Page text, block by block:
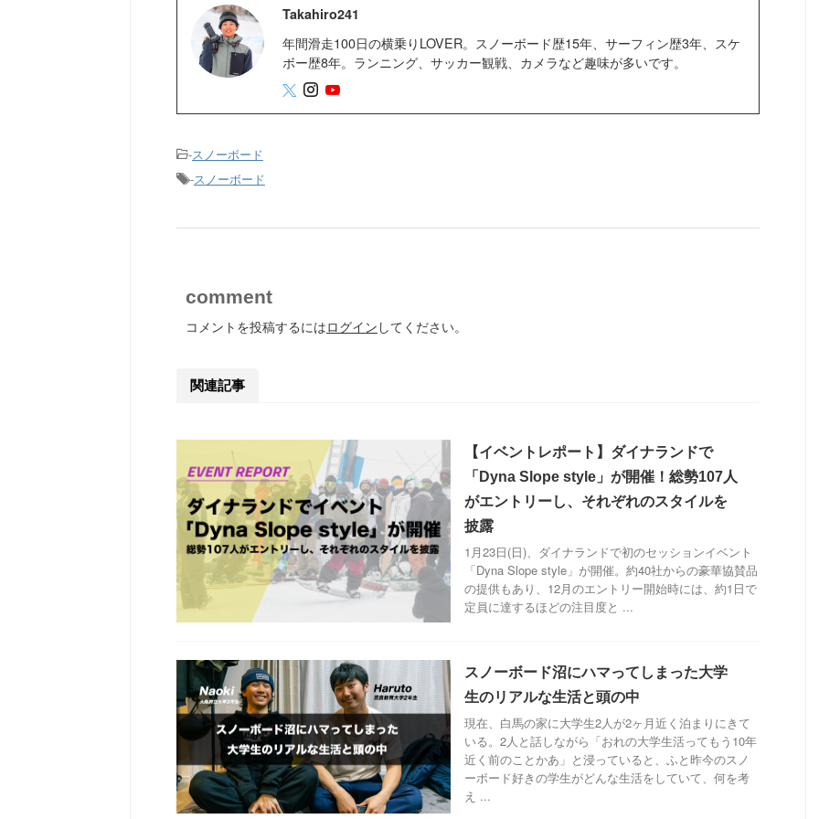
Takahiro241
年間滑走100日の横乗りLOVER。スノーボード歴15年、サーフィン歴3年、スケ
ボー歴8年。ランニング、サッカー観戦、カメラなど趣味が多いです。
-スノーボード
-スノーボード
comment
コメントを投稿するにはログイン してください。
関連記事
【イベントレポート】ダイナランドで
「Dyna Slope style」が開催！総勢107人
がエントリーし、それぞれのスタイルを
披露
1月23日(日)、ダイナランドで初のセッションイベント
「Dyna Slope style」が開催。約40社からの豪華協賛品
の提供もあり、12月のエントリー開始時には、約1日で
定員に達するほどの注目度と ...
スノーボード沼にハマってしまった大学
生のリアルな生活と頭の中
現在、白馬の家に大学生2人が2ヶ月近く泊まりにきて
いる。2人と話しながら「おれの大学生活ってもう10年
近く前のことかあ」と浸っていると、ふと昨今のスノ
ーボード好きの学生がどんな生活をしていて、何を考
え ...